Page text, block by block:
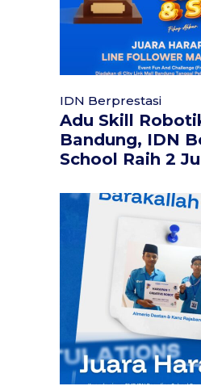
IDN Berprestasi
Adu Skill
Bandung, IDN
School Raih 2